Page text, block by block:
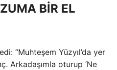
BİR EL
“Muhteşem Yüzyıl’da yer
Arkadaşımla oturup ‘Ne